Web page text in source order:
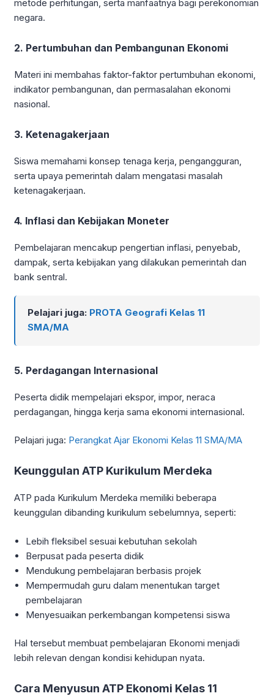
metode perhitungan, serta manfaatnya bagi perekonomian
negara.
2. Pertumbuhan dan Pembangunan Ekonomi
Materi ini membahas faktor-faktor pertumbuhan ekonomi,
indikator pembangunan, dan permasalahan ekonomi
nasional.
3. Ketenagakerjaan
Siswa memahami konsep tenaga kerja, pengangguran,
serta upaya pemerintah dalam mengatasi masalah
ketenagakerjaan.
4. Inflasi dan Kebijakan Moneter
Pembelajaran mencakup pengertian inflasi, penyebab,
dampak, serta kebijakan yang dilakukan pemerintah dan
bank sentral.
Pelajari juga: PROTA Geografi Kelas 11
SMA/MA
5. Perdagangan Internasional
Peserta didik mempelajari ekspor, impor, neraca
perdagangan, hingga kerja sama ekonomi internasional.
Pelajari juga: Perangkat Ajar Ekonomi Kelas 11 SMA/MA
Keunggulan ATP Kurikulum Merdeka
ATP pada Kurikulum Merdeka memiliki beberapa
keunggulan dibanding kurikulum sebelumnya, seperti:
Lebih fleksibel sesuai kebutuhan sekolah
Berpusat pada peserta didik
Mendukung pembelajaran berbasis projek
Mempermudah guru dalam menentukan target
pembelajaran
Menyesuaikan perkembangan kompetensi siswa
Hal tersebut membuat pembelajaran Ekonomi menjadi
lebih relevan dengan kondisi kehidupan nyata.
Cara Menyusun ATP Ekonomi Kelas 11